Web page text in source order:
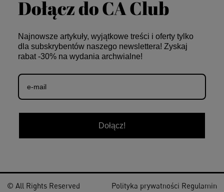
Dołącz do CA Club
Najnowsze artykuły, wyjątkowe treści i oferty tylko
dla subskrybentów naszego newslettera! Zyskaj
rabat -30% na wydania archwialne!
Dołącz!
© All Rights Reserved Polityka prywatności Regulamin